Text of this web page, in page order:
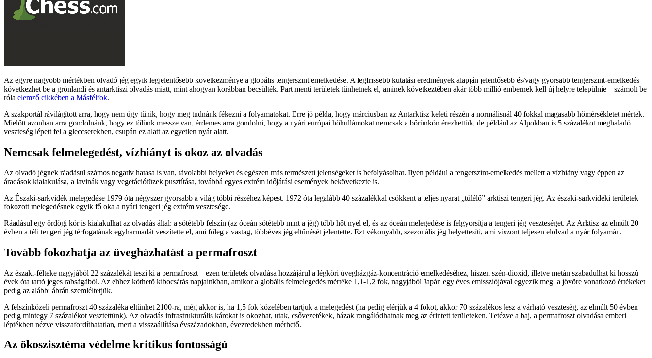
Az egyre nagyobb mértékben olvadó jég egyik legjelentősebb következménye a globális tengerszint emelkedése. A legfrissebb kutatási eredmények alapján jelentősebb és/vagy gyorsabb tengerszint-emelkedés
következhet be a grönlandi és antarktiszi olvadás miatt, mint ahogyan korábban becsülték. Part menti területek tűnhetnek el, aminek következtében akár több millió embernek kell új helyre települnie – számolt be
róla elemző cikkében a Másfélfok.
A szakportál rávilágított arra, hogy nem úgy tűnik, hogy meg tudnánk fékezni a folyamatokat. Erre jó példa, hogy márciusban az Antarktisz keleti részén a normálisnál 40 fokkal magasabb hőmérsékletet mértek.
Mielőtt azonban arra gondolnánk, hogy ez tőlünk messze van, érdemes arra gondolni, hogy a nyári európai hőhullámokat nemcsak a bőrünkön érezhettük, de például az Alpokban is 5 százalékot meghaladó
veszteség lépett fel a gleccserekben, csupán ez alatt az egyetlen nyár alatt.
Nemcsak felmelegedést, vízhiányt is okoz az olvadás
Az olvadó jégnek ráadásul számos negatív hatása is van, távolabbi helyeket és egészen más természeti jelenségeket is befolyásolhat. Ilyen például a tengerszint-emelkedés mellett a vízhiány vagy éppen az
áradások kialakulása, a lavinák vagy vegetációtüzek pusztítása, továbbá egyes extrém időjárási események bekövetkezte is.
Az Északi-sarkvidék melegedése 1979 óta négyszer gyorsabb a világ többi részéhez képest. 1972 óta legalább 40 százalékkal csökkent a teljes nyarat „túlélő” arktiszi tengeri jég. Az északi-sarkvidéki területek
fokozott melegedésnek egyik fő oka a nyári tengeri jég extrém vesztesége.
Ráadásul egy ördögi kör is kialakulhat az olvadás által: a sötétebb felszín (az óceán sötétebb mint a jég) több hőt nyel el, és az óceán melegedése is felgyorsítja a tengeri jég veszteséget. Az Arktisz az elmúlt 20
évben a téli tengeri jég térfogatának egyharmadát veszítette el, ami főleg a vastag, többéves jég eltűnését jelentette. Ezt vékonyabb, szezonális jég helyettesíti, ami viszont teljesen elolvad a nyár folyamán.
Tovább fokozhatja az üvegházhatást a permafroszt
Az északi-félteke nagyjából 22 százalékát teszi ki a permafroszt – ezen területek olvadása hozzájárul a légköri üvegházgáz-koncentráció emelkedéséhez, hiszen szén-dioxid, illetve metán szabadulhat ki hosszú
évek óta tartó jeges rabságából. Az ehhez köthető kibocsátás napjainkban, amikor a globális felmelegedés mértéke 1,1-1,2 fok, nagyjából Japán egy éves emissziójával egyezik meg, a jövőre vonatkozó értékeket
pedig az alábbi ábrán szemléltetjük.
A felszínközeli permafroszt 40 százaléka eltűnhet 2100-ra, még akkor is, ha 1,5 fok közelében tartjuk a melegedést (ha pedig elérjük a 4 fokot, akkor 70 százalékos lesz a várható veszteség, az elmúlt 50 évben
pedig mintegy 7 százalékot vesztettünk). Az olvadás infrastrukturális károkat is okozhat, utak, csővezetékek, házak rongálódhatnak meg az érintett területeken. Tetézve a baj, a permafroszt olvadása emberi
léptékben nézve visszafordíthatatlan, mert a visszaállítása évszázadokban, évezredekben mérhető.
Az ökoszisztéma védelme kritikus fontosságú